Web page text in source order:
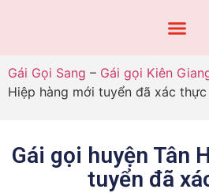
Gái Gọi Sang – Gái gọi Kiên
Hiệp hàng mới tuyển đã xác thực
Gái gọi huyện Tân
tuyển đã